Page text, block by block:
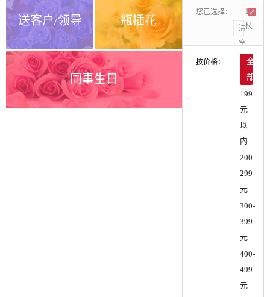
送客户/领导 瓶插花
同事生日
您已选择：
12
枝
清
空
按价格：
全
部
199
元
以
内
200-
299
元
300-
399
元
400-
499
元